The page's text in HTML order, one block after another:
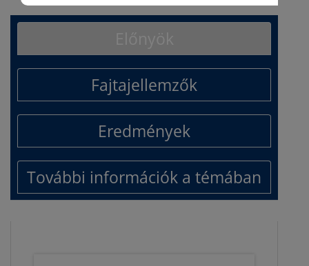
Fajtajellemzők
Eredmények
További információk a témában